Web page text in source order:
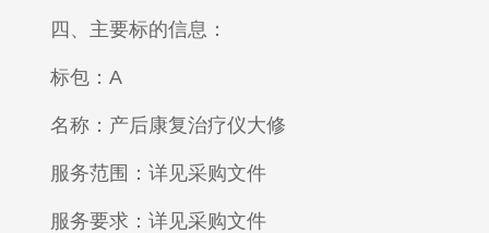
四、主要标的信息：
标包：A
名称：产后康复治疗仪大修
服务范围：详见采购文件
服务要求：详见采购文件